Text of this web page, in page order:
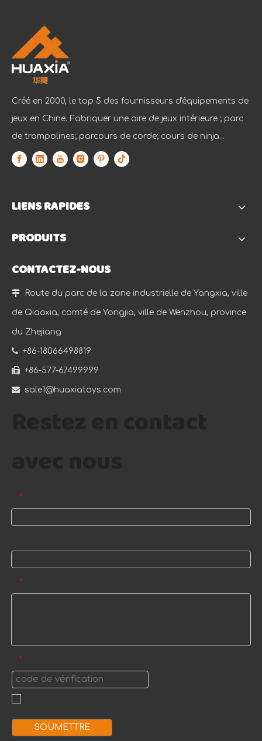
Créé en 2000, le top 5 des fournisseurs d'équipements de
jeux en Chine. Fabriquer une aire de jeux intérieure ; parc
de trampolines; parcours de corde; cours de ninja...
LIENS RAPIDES
PRODUITS
CONTACTEZ-NOUS
 Route du parc de la zone industrielle de Yangxia, ville
de Qiaoxia, comté de Yongjia, ville de Wenzhou, province
du Zhejiang
 +86-18066498819
 +86-577-67499999
 sale1@huaxiatoys.com
*
*
*
SOUMETTRE